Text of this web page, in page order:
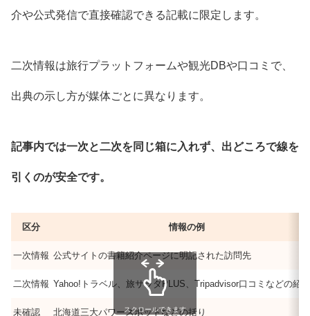
介や公式発信で直接確認できる記載に限定します。
二次情報は旅行プラットフォームや観光DBや口コミで、
出典の示し方が媒体ごとに異なります。
記事内では一次と二次を同じ箱に入れず、出どころで線を
引くのが安全です。
区分 情報の例
一次情報 公式サイトの書籍紹介ページに明記された訪問先
二次情報 Yahoo!トラベル、旅サラダPLUS、Tripadvisor口コミなどの紹
未確認 北海道三大パワースポットなどの括り
スクロールできます